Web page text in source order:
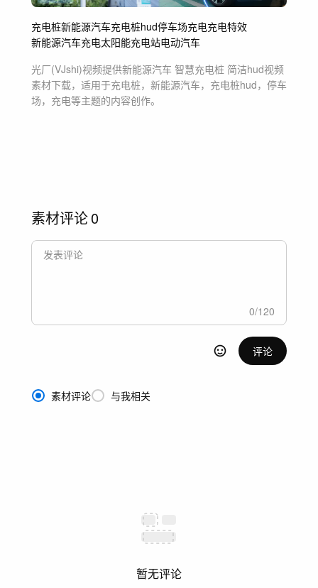
充电桩新能源汽车充电桩hud停车场充电充电特效
新能源汽车充电太阳能充电站电动汽车
光厂(VJshi)视频提供新能源汽车 智慧充电桩 简洁hud视频
素材下载，适用于充电桩，新能源汽车，充电桩hud，停车
场，充电等主题的内容创作。
素材评论0
0/120
评论
素材评论 与我相关
暂无评论